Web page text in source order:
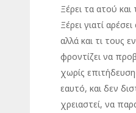
Ξέρει τα ατού και
Ξέρει γιατί
αλλά και τι τους
φροντίζει να
χωρίς
εαυτό, και δεν
χρειαστεί, να